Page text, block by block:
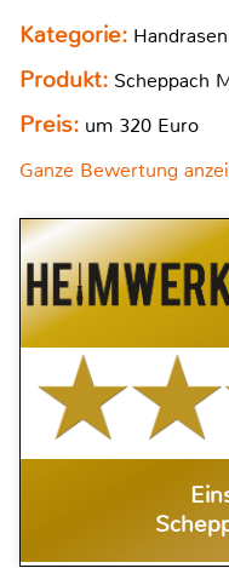
Kategorie:
Produkt: Scheppach
Preis: um 320 Euro
Ganze Bewertung